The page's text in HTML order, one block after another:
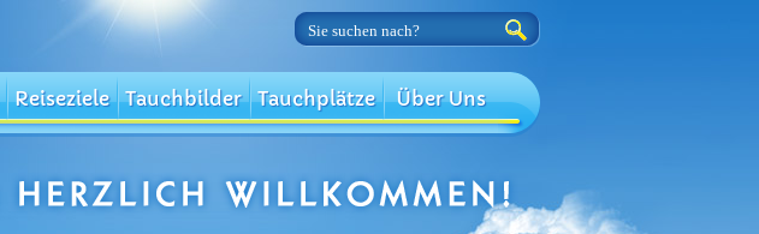
Reiseziele Tauchbilder Tauchplätze Über Uns